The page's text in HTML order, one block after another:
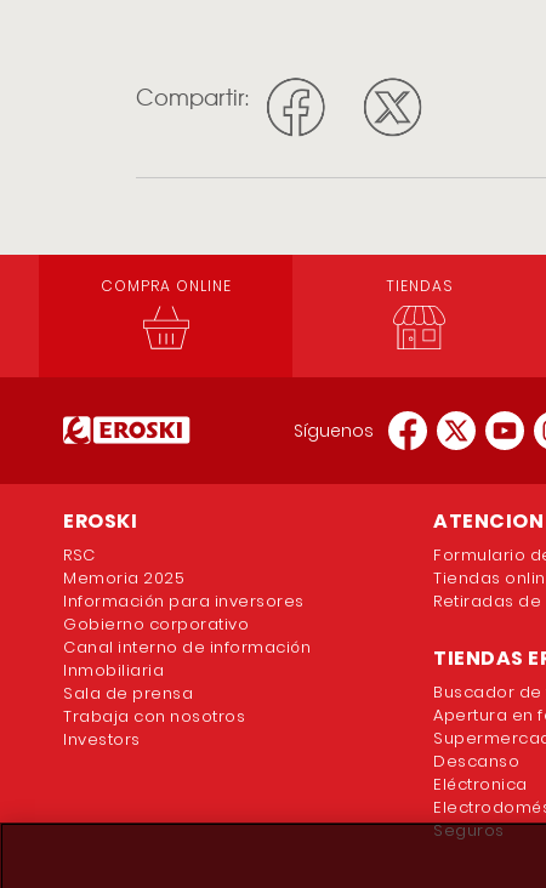
Compartir:
COMPRA ONLINE TIENDAS
Síguenos
EROSKI
RSC
Memoria 2025
Información para inversores
Gobierno corporativo
Canal interno de información
Inmobiliaria
Sala de prensa
Trabaja con nosotros
Investors
ATENCION
Formulario
Tiendas
Retiradas
TIENDAS
Buscador
Apertura en
Descanso
Eléctronica
Seguros